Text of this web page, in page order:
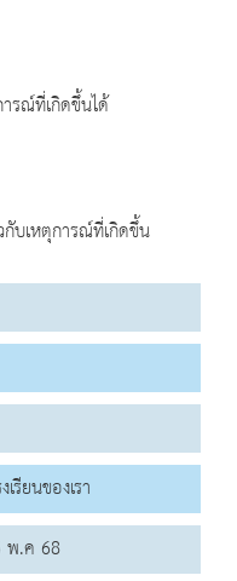
รณ์ที่เกิดขึ้นได้
บเหตุการณ์ที่เกิดขึ้น
รียนของเรา
พ.ค 68